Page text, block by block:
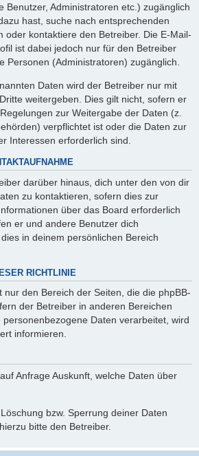
Benutzer, Administratoren etc.) zugänglich
hast, suche nach entsprechenden
oder kontaktiere den Betreiber. Die E-Mail-
ist dabei jedoch nur für den Betreiber
Personen (Administratoren) zugänglich.
Daten wird der Betreiber nur mit
weitergeben. Dies gilt nicht, sofern er
zur Weitergabe der Daten (z.
verpflichtet ist oder die Daten zur
Interessen erforderlich sind.
darüber hinaus, dich unter den von dir
zu kontaktieren, sofern dies zur
über das Board erforderlich
er und andere Benutzer dich
in deinem persönlichen Bereich
RICHTLINIE
nur den Bereich der Seiten, die die phpBB-
der Betreiber in anderen Bereichen
Daten verarbeitet, wird
informieren.
Anfrage Auskunft, welche Daten über
bzw. Sperrung deiner Daten
bitte den Betreiber.